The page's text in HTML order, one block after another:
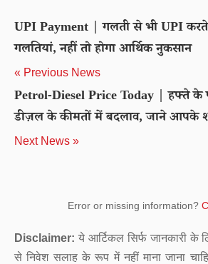
UPI Payment | गलती से भी UPI
गलतियां, नहीं तो होगा आर्थिक नुकसान
« Previous News
Petrol-Diesel Price Today | हफ्ते के
डीज़ल के कीमतों में बदलाव, जाने आपके
Next News »
Error or missing information?
Disclaimer: ये आर्टिकल सिर्फ जानकारी के
से निवेश सलाह के रूप में नहीं माना जाना